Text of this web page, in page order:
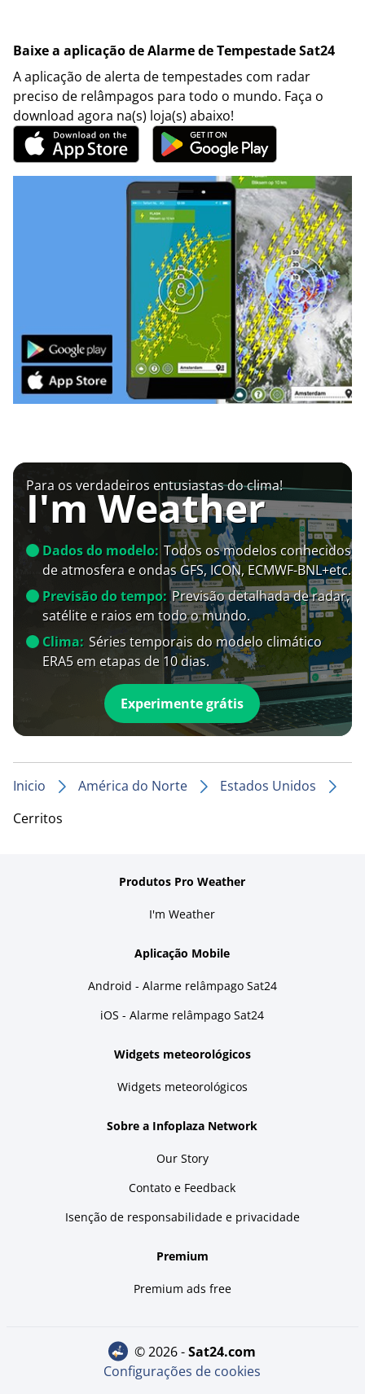
Baixe a aplicação de Alarme de Tempestade Sat24
A aplicação de alerta de tempestades com radar
preciso de relâmpagos para todo o mundo. Faça o
download agora na(s) loja(s) abaixo!
Para os verdadeiros entusiastas do clima!
I'm Weather
Dados do modelo: Todos os modelos conhecidos
de atmosfera e ondas GFS, ICON, ECMWF-BNL+etc.
Previsão do tempo: Previsão detalhada de radar,
satélite e raios em todo o mundo.
Clima: Séries temporais do modelo climático
ERA5 em etapas de 10 dias.
Experimente grátis
Inicio América do Norte
Estados Unidos
Cerritos
Produtos Pro Weather
I'm Weather
Aplicação Mobile
Android - Alarme relâmpago Sat24
iOS - Alarme relâmpago Sat24
Widgets meteorológicos
Widgets meteorológicos
Sobre a Infoplaza Network
Our Story
Contato e Feedback
Isenção de responsabilidade e privacidade
Premium
Premium ads free
© 2026 - sat24.com
Configurações de cookies